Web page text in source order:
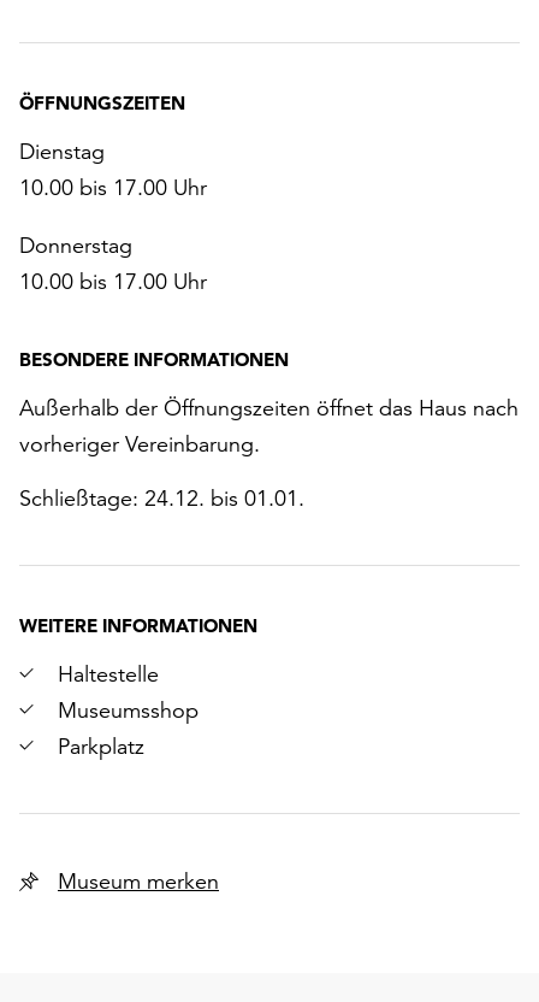
ÖFFNUNGSZEITEN
Dienstag
10.00 bis 17.00 Uhr
Donnerstag
10.00 bis 17.00 Uhr
BESONDERE INFORMATIONEN
Außerhalb der Öffnungszeiten öffnet das Haus nach
vorheriger Vereinbarung.
Schließtage: 24.12. bis 01.01.
WEITERE INFORMATIONEN
Haltestelle
Museumsshop
Parkplatz
Museum merken